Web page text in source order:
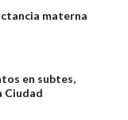
materna
en subtes,
Ciudad